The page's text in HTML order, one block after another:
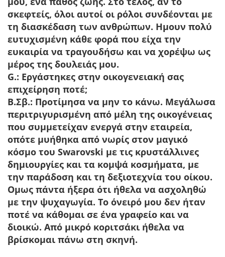
σκεφτείς, όλοι αυτοί οι ρόλοι συνδέονται με
τη διασκέδαση των ανθρώπων. Ημουν πολύ
ευτυχισμένη κάθε φορά που είχα την
ευκαιρία να τραγουδήσω και να χορέψω ως
μέρος της δουλειάς μου.
G.: Εργάστηκες στην οικογενειακή σας
επιχείρηση ποτέ;
Β.Σβ.: Προτίμησα να μην το κάνω. Μεγάλωσα
περιτριγυρισμένη από μέλη της οικογένειας
που συμμετείχαν ενεργά στην εταιρεία,
οπότε μυήθηκα από νωρίς στον μαγικό
κόσμο του Swarovski με τις κρυστάλλινες
δημιουργίες και τα κομψά κοσμήματα, με
την παράδοση και τη δεξιοτεχνία του οίκου.
Ομως πάντα ήξερα ότι ήθελα να ασχοληθώ
με την ψυχαγωγία. Το όνειρό μου δεν ήταν
ποτέ να κάθομαι σε ένα γραφείο και να
διοικώ. Από μικρό κοριτσάκι ήθελα να
βρίσκομαι πάνω στη σκηνή.